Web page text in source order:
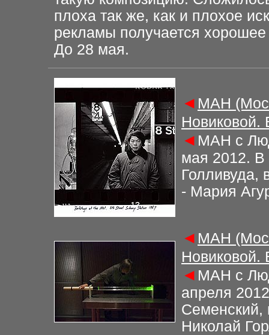
плоха так же, как и плохое
рекламы получается
До 28 мая.
◄ МАН
Новиковой.
◄ МАН с
мая 2012. В
- Мария
◄ МАН
Новиковой.
◄ МАН с
апреля
Николай